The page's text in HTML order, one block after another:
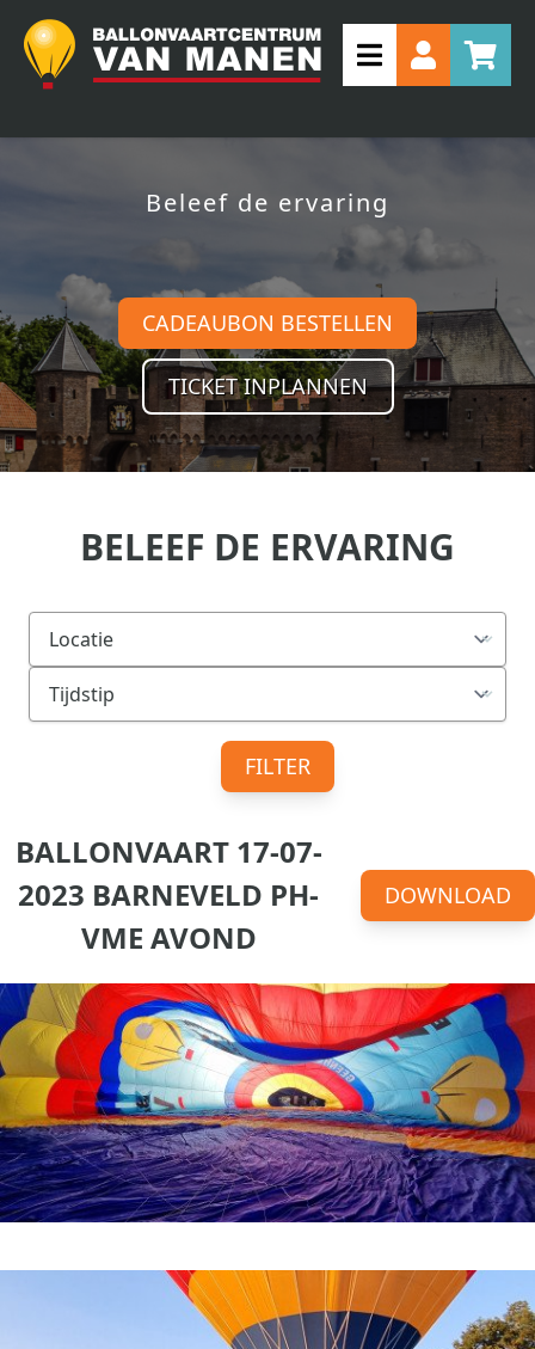
Beleef de ervaring
CADEAUBON BESTELLEN
TICKET INPLANNEN
BELEEF DE ERVARING
FILTER
BALLONVAART 17-07-
2023 BARNEVELD PH-
VME AVOND
DOWNLOAD